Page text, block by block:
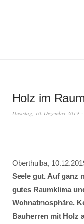
Holz im Raum
Dienstag, 10. Dezember 2019
Oberthulba,
Seele gut. Auf ganz
gutes Raumklima
Wohnatmosphäre.
Bauherren mit Holz